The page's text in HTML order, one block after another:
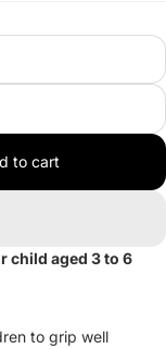
to cart
child aged 3 to 6
to grip well